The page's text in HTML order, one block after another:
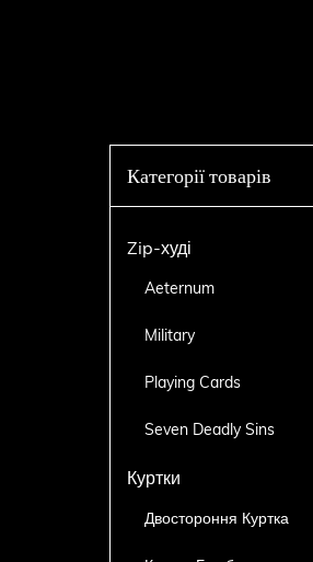
Категорії товарів
Zip-худі
Aeternum
Military
Playing Cards
Seven Deadly Sins
Куртки
Двостороння Куртка